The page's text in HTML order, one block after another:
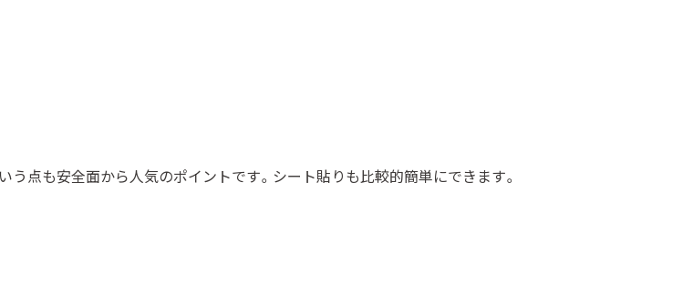
点も安全面から人気のポイントです。シート貼りも比較的簡単にできます。